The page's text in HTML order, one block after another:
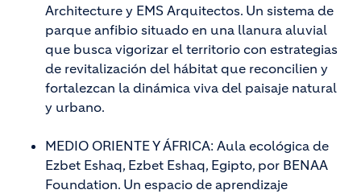
Architecture y EMS Arquitectos. Un sistema de
parque anfibio situado en una llanura aluvial
que busca vigorizar el territorio con estrategias
de revitalización del hábitat que reconcilien y
fortalezcan la dinámica viva del paisaje natural
y urbano.
MEDIO ORIENTE Y ÁFRICA: Aula ecológica de
Ezbet Eshaq, Ezbet Eshaq, Egipto, por BENAA
Foundation. Un espacio de aprendizaje